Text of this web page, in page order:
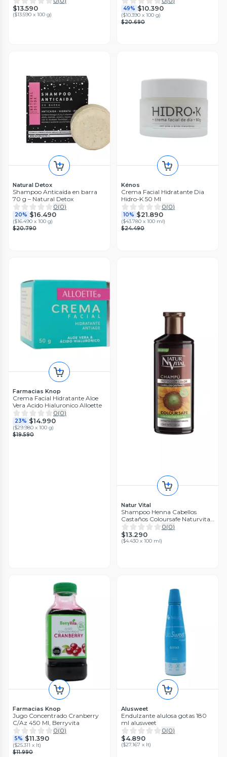
$13.590
($13.590 x 100 g)
49% $10.390
($10.390 x 100 g)
$20.690
Natural Detox
Shampoo Anticaída en barra
70 g – Natural Detox
0(0)
20% $16.490
($16.490 x 100 g)
$20.790
Kénos
Crema Facial Hidratante Dia
Hidro-K 50 Ml
0(0)
10% $21.890
($43.780 x 100 ml)
$24.490
Farmacias Knop
Crema Facial Hidratante Aloe
Vera Acido Hialuronico Alloette
0(0)
23% $14.990
($29.980 x 100 g)
$19.590
Natur Vital
Shampoo Henna Cabellos
Castaños Coloursafe Naturvital
300 Ml
0(0)
$13.290
($4.430 x 100 ml)
Farmacias Knop
Jugo Concentrado Cranberry
C/Az 450 Ml, Berryvita
0(0)
5% $11.390
($25.311 x lt)
$11.990
Alusweet
Endulzante alulosa gotas 180
ml alusweet
0(0)
$4.890
($27.167 x lt)